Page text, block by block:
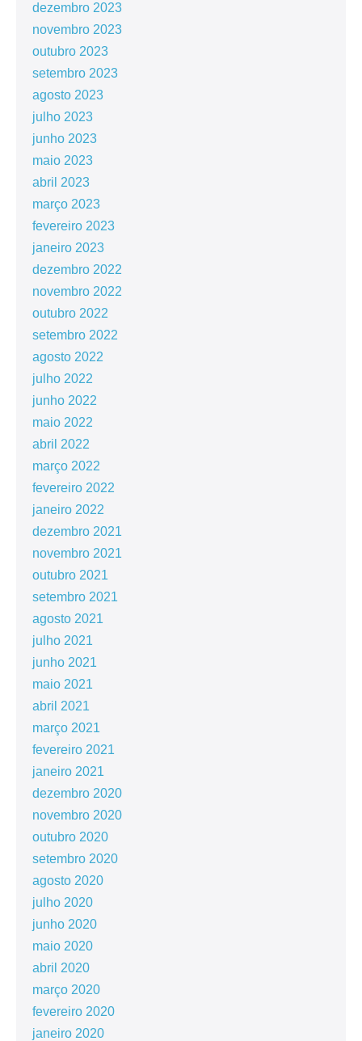
dezembro 2023
novembro 2023
outubro 2023
setembro 2023
agosto 2023
julho 2023
junho 2023
maio 2023
abril 2023
março 2023
fevereiro 2023
janeiro 2023
dezembro 2022
novembro 2022
outubro 2022
setembro 2022
agosto 2022
julho 2022
junho 2022
maio 2022
abril 2022
março 2022
fevereiro 2022
janeiro 2022
dezembro 2021
novembro 2021
outubro 2021
setembro 2021
agosto 2021
julho 2021
junho 2021
maio 2021
abril 2021
março 2021
fevereiro 2021
janeiro 2021
dezembro 2020
novembro 2020
outubro 2020
setembro 2020
agosto 2020
julho 2020
junho 2020
maio 2020
abril 2020
março 2020
fevereiro 2020
janeiro 2020